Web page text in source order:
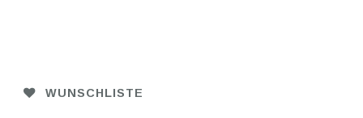
WUNSCHLISTE